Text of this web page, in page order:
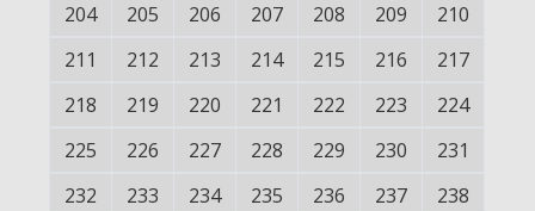
204
205 206 207 208 209
210
211
212 213 214 215 216
217
218
219 220 221 222 223
224
225
226 227 228 229 230
231
232
233 234 235 236 237
238